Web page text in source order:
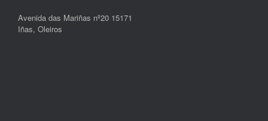
Avenida das Mariñas nº20 15171
Iñas, Oleiros